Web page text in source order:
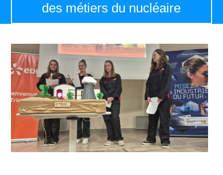
des métiers du nucléaire